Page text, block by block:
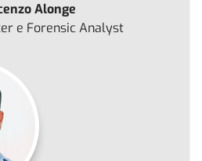
Alonge
e Forensic Analyst